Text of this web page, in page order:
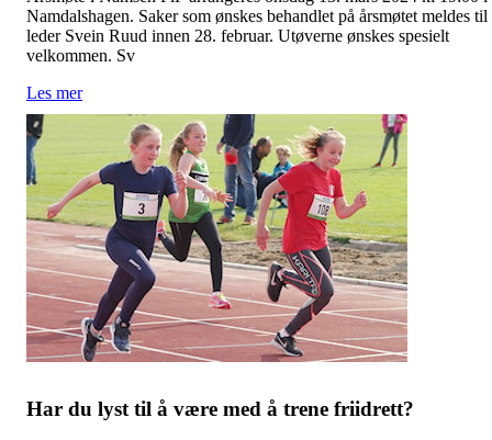
Namdalshagen. Saker som ønskes behandlet på årsmøtet meldes til
leder Svein Ruud innen 28. februar. Utøverne ønskes spesielt
velkommen. Sv
Les mer
Har du lyst til å være med å trene friidrett?